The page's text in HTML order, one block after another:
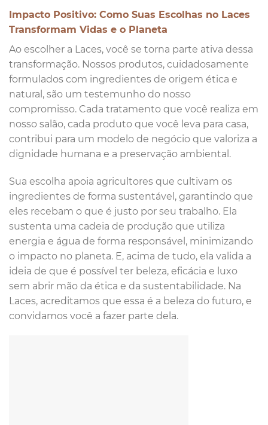
Impacto Positivo: Como Suas Escolhas no Laces
Transformam Vidas e o Planeta
Ao escolher a Laces, você se torna parte ativa dessa
transformação. Nossos produtos, cuidadosamente
formulados com ingredientes de origem ética e
natural, são um testemunho do nosso
compromisso. Cada tratamento que você realiza em
nosso salão, cada produto que você leva para casa,
contribui para um modelo de negócio que valoriza a
dignidade humana e a preservação ambiental.
Sua escolha apoia agricultores que cultivam os
ingredientes de forma sustentável, garantindo que
eles recebam o que é justo por seu trabalho. Ela
sustenta uma cadeia de produção que utiliza
energia e água de forma responsável, minimizando
o impacto no planeta. E, acima de tudo, ela valida a
ideia de que é possível ter beleza, eficácia e luxo
sem abrir mão da ética e da sustentabilidade. Na
Laces, acreditamos que essa é a beleza do futuro, e
convidamos você a fazer parte dela.